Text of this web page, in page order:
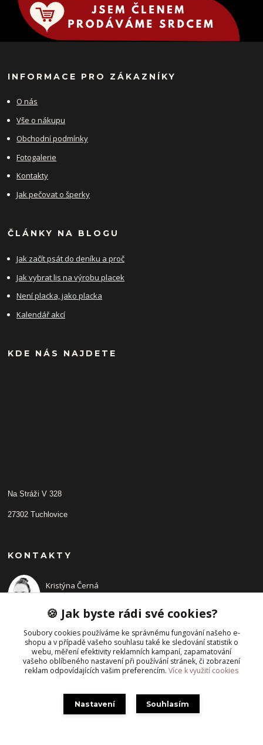
INFORMACE PRO ZÁKAZNÍKY
O nás
Vše o nákupu
Obchodní podmínky
Fotogalerie
Kontakty
Jak pečovat o šperky
ČLÁNKY NA BLOGU
Jak začít psát do deníku a proč
Jak vybrat lis na výrobu placek
Není placka, jako placka
Kalendář akcí
KDE NÁS NAJDETE
Na Stráži V 328
27302 Tuchlovice
KONTAKTY
Kristýna Černá
+420 702210942
(Po-Pá, 9-14 hod.)
🍪 Jak byste rádi své cookies?
Soubory cookies používáme ke správnému fungování našeho e-
shopu a v případě vašeho souhlasu také ke sledování statistik o
webu, měření efektivity reklamních kampaní, zapamatování
vašeho oblíbeného nastavení při používání stránek, či zobrazení
reklam odpovídajících vašim preferencím. Více k využití cookies
Nastavení Souhlasím